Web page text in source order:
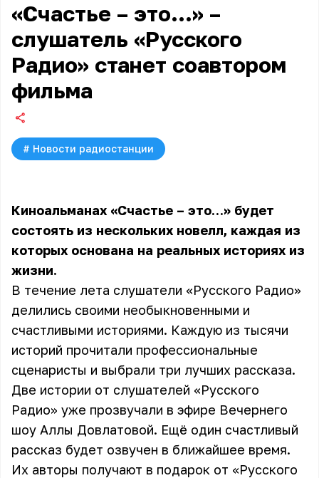
«Счастье – это…» –
слушатель «Русского
Радио» станет соавтором
фильма
# Новости радиостанции
Киноальманах «Счастье – это…» будет
состоять из нескольких новелл, каждая из
которых основана на реальных историях из
жизни.
В течение лета слушатели «Русского Радио»
делились своими необыкновенными и
счастливыми историями. Каждую из тысячи
историй прочитали профессиональные
сценаристы и выбрали три лучших рассказа.
Две истории от слушателей «Русского
Радио» уже прозвучали в эфире Вечернего
шоу Аллы Довлатовой. Ещё один счастливый
рассказ будет озвучен в ближайшее время.
Их авторы получают в подарок от «Русского